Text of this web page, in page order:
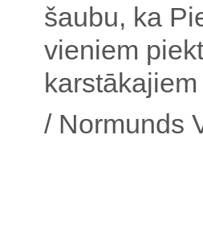
šaubu, ka
vieniem
/ Normunds